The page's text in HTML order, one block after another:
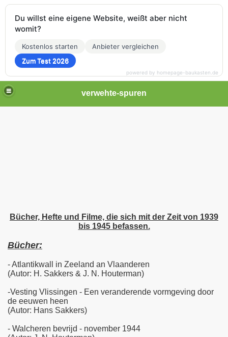
verwehte-spuren
Bücher, Hefte und Filme, die sich mit der Zeit von 1939
bis 1945 befassen.
Bücher:
- Atlantikwall in Zeeland an Vlaanderen
(Autor: H. Sakkers & J. N. Houterman)
-Vesting Vlissingen - Een veranderende vormgeving door
de eeuwen heen
(Autor: Hans Sakkers)
- Walcheren bevrijd - november 1944
Du willst eine eigene Website, weißt aber nicht
womit?
Kostenlos starten
Anbieter vergleichen
Zum Test 2026
powered by homepage-baukasten.de